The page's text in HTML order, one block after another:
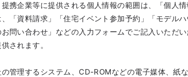
携企業等に提供される個人情報の範囲は、「個人
「資料請求」「住宅イベント参加予約」「モデル
問い合わせ」などの入力フォームでご記入いただ
されます。
管理するシステム、CD-ROMなどの電子媒体、紙